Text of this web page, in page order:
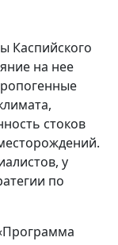
Каспийского
на нее
стоков
у
по